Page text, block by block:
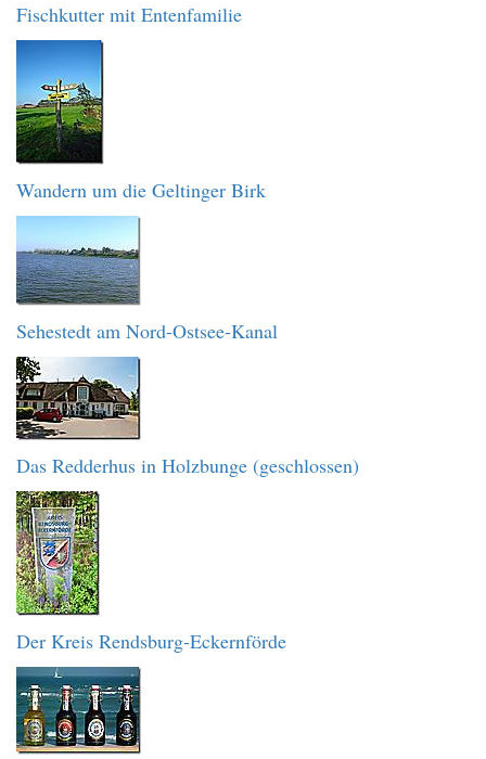
Fischkutter mit Entenfamilie
Wandern um die Geltinger Birk
Sehestedt am Nord-Ostsee-Kanal
Das Redderhus in Holzbunge (geschlossen)
Der Kreis Rendsburg-Eckernförde